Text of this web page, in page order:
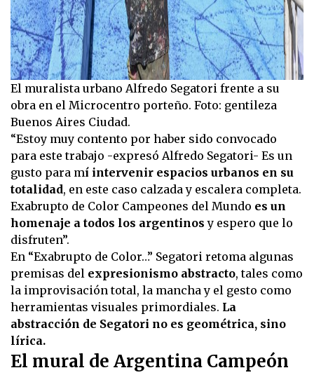
El muralista urbano Alfredo Segatori frente a su
obra en el Microcentro porteño. Foto: gentileza
Buenos Aires Ciudad.
“Estoy muy contento por haber sido convocado
para este trabajo -expresó Alfredo Segatori- Es un
gusto para mí intervenir espacios urbanos en su
totalidad, en este caso calzada y escalera completa.
Exabrupto de Color Campeones del Mundo es un
homenaje a todos los argentinos y espero que lo
disfruten”.
En “Exabrupto de Color…” Segatori retoma algunas
premisas del expresionismo abstracto, tales como
la improvisación total, la mancha y el gesto como
herramientas visuales primordiales. La
abstracción de Segatori no es geométrica, sino
lírica.
El mural de Argentina Campeón